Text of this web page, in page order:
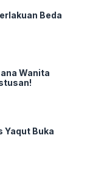
Beda
Wanita
Yaqut Buka